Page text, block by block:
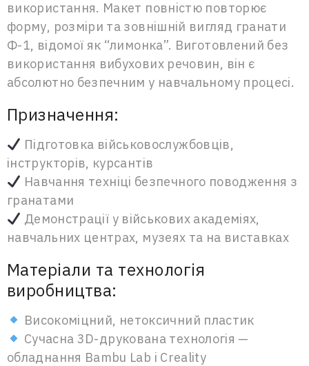
використання. Макет повністю повторює
форму, розміри та зовнішній вигляд гранати
Ф-1, відомої як “лимонка”. Виготовлений без
використання вибухових речовин, він є
абсолютно безпечним у навчальному процесі.
Призначення:
Підготовка військовослужбовців,
інструкторів, курсантів
Навчання техніці безпечного поводження з
гранатами
Демонстрації у військових академіях,
навчальних центрах, музеях та на виставках
Матеріали та технологія
виробництва:
Високоміцний, нетоксичний пластик
Сучасна 3D-друкована технологія —
обладнання Bambu Lab і Creality